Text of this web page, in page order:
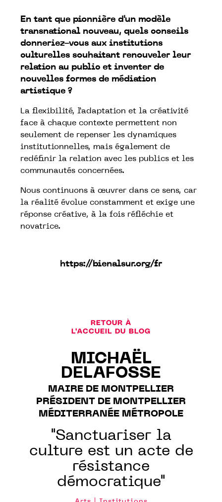
En tant que pionnière d'un modèle
transnational nouveau, quels conseils
donneriez-vous aux institutions
culturelles souhaitant renouveler leur
relation au public et inventer de
nouvelles formes de médiation
artistique ?
La flexibilité, l’adaptation et la créativité
face à chaque contexte permettent non
seulement de repenser les dynamiques
institutionnelles, mais également de
redéfinir la relation avec les publics et les
communautés concernées.
Nous continuons à œuvrer dans ce sens, car
la réalité évolue constamment et exige une
réponse créative, à la fois réfléchie et
novatrice.
https://bienalsur.org/fr
RETOUR À
L'ACCUEIL DU BLOG
MICHAËL
DELAFOSSE
MAIRE DE MONTPELLIER
PRÉSIDENT DE MONTPELLIER
MÉDITERRANÉE MÉTROPOLE
"Sanctuariser la
culture est un acte de
résistance
démocratique"